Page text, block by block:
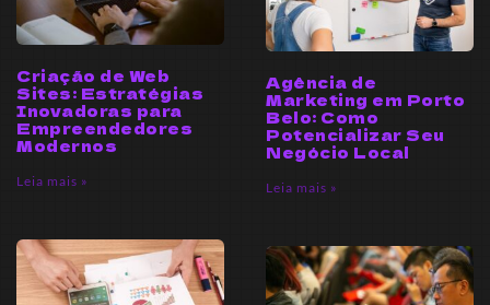
Criação de Web
Sites: Estratégias
Inovadoras para
Empreendedores
Modernos
Leia mais »
Agência de
Marketing em Porto
Belo: Como
Potencializar Seu
Negócio Local
Leia mais »